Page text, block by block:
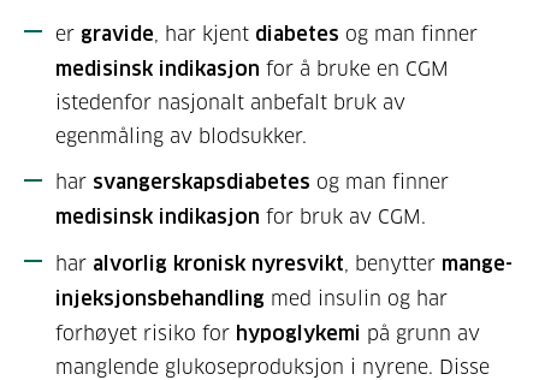
er gravide , har kjent diabetes og man finner
medisinsk indikasjon for å bruke en CGM
istedenfor nasjonalt anbefalt bruk av
egenmåling av blodsukker.
har svangerskapsdiabetes og man finner
medisinsk indikasjon for bruk av CGM.
har alvorlig kronisk nyresvikt, benytter mange-
injeksjonsbehandling med insulin og har
forhøyet risiko for hypoglykemi på grunn av
manglende glukoseproduksjon i nyrene. Disse